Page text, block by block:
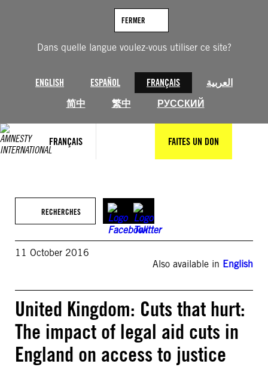
Dans quelle langue voulez-vous utiliser ce site?
ENGLISH ESPAÑOL FRANÇAIS
العربية
简中
繁中 РУССКИЙ
FERMER
FRANÇAIS FAITES UN DON
RECHERCHES
11 October 2016
Also available in English
United Kingdom: Cuts that hurt:
The impact of legal aid cuts in
England on access to justice